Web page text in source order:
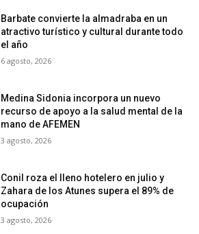
Barbate convierte la almadraba en un
atractivo turístico y cultural durante todo
el año
6 agosto, 2026
Medina Sidonia incorpora un nuevo
recurso de apoyo a la salud mental de la
mano de AFEMEN
3 agosto, 2026
Conil roza el lleno hotelero en julio y
Zahara de los Atunes supera el 89% de
ocupación
3 agosto, 2026